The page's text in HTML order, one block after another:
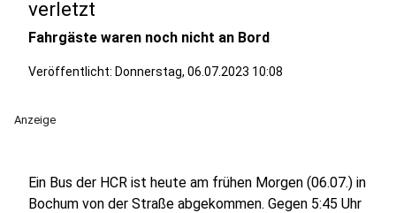
verletzt
Fahrgäste waren noch nicht an Bord
Veröffentlicht: Donnerstag, 06.07.2023 10:08
Anzeige
Ein Bus der HCR ist heute am frühen Morgen (06.07.) in
Bochum von der Straße abgekommen. Gegen 5:45 Uhr